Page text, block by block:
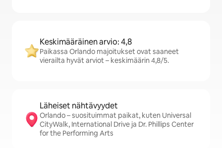
Keskimääräinen arvio: 4,8
Paikassa Orlando majoitukset ovat saaneet
vierailta hyvät arviot – keskimäärin 4,8/5.
Läheiset nähtävyydet
Orlando – suosituimmat paikat, kuten Universal
CityWalk, International Drive ja Dr. Phillips Center
for the Performing Arts